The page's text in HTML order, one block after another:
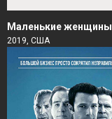
Маленькие женщины
2019, США